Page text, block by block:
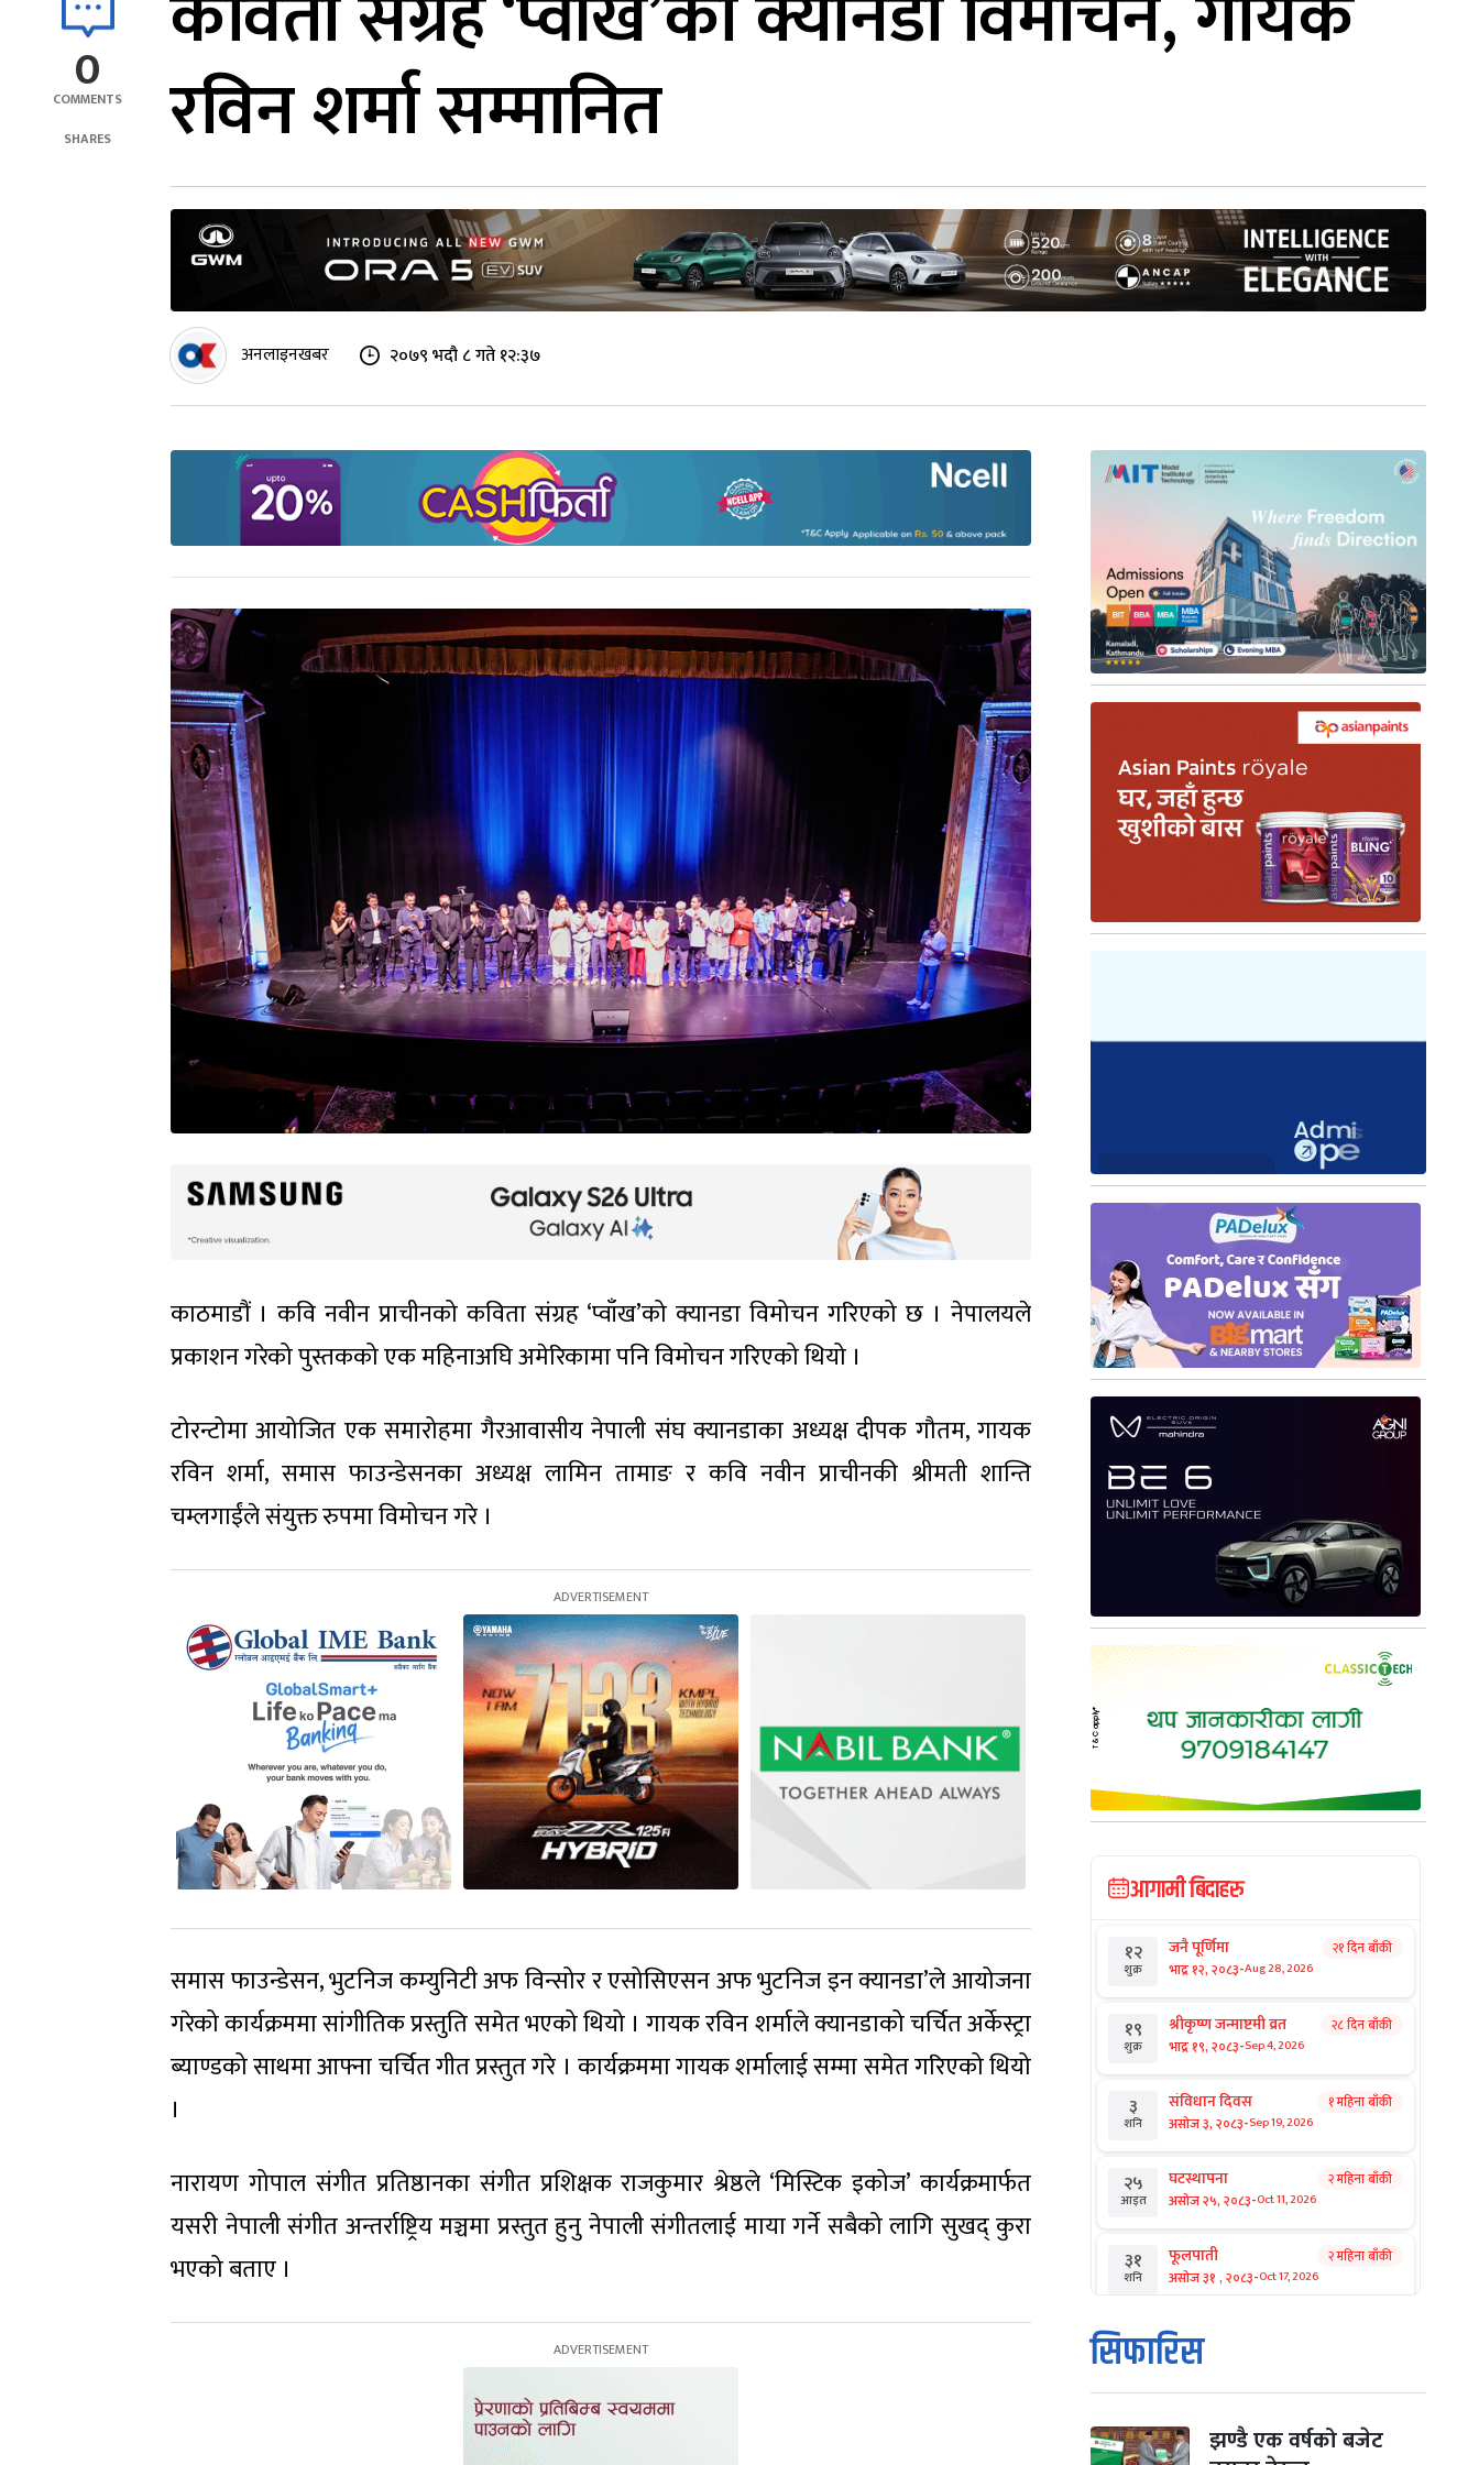
0
COMMENTS
SHARES
रविन शर्मा सम्मानित
अनलाइनखबर २०७९ भदौ ८ गते १२:३७
काठमाडौं । कवि नवीन प्राचीनको कविता संग्रह ‘प्वाँख’को क्यानडा विमोचन गरिएको छ । नेपालयले
प्रकाशन गरेको पुस्तकको एक महिनाअघि अमेरिकामा पनि विमोचन गरिएको थियो ।
टोरन्टोमा आयोजित एक समारोहमा गैरआवासीय नेपाली संघ क्यानडाका अध्यक्ष दीपक गौतम, गायक
रविन शर्मा, समास फाउन्डेसनका अध्यक्ष लामिन तामाङ र कवि नवीन प्राचीनकी श्रीमती शान्ति
चम्लगाईंले संयुक्त रुपमा विमोचन गरे ।
समास फाउन्डेसन, भुटनिज कम्युनिटी अफ विन्सोर र एसोसिएसन अफ भुटनिज इन क्यानडा’ले आयोजना
गरेको कार्यक्रममा सांगीतिक प्रस्तुति समेत भएको थियो । गायक रविन शर्माले क्यानडाको चर्चित अर्केस्ट्रा
ब्याण्डको साथमा आफ्ना चर्चित गीत प्रस्तुत गरे । कार्यक्रममा गायक शर्मालाई सम्मा समेत गरिएको थियो
।
नारायण गोपाल संगीत प्रतिष्ठानका संगीत प्रशिक्षक राजकुमार श्रेष्ठले ‘मिस्टिक इकोज’ कार्यक्रमार्फत
यसरी नेपाली संगीत अन्तर्राष्ट्रिय मञ्चमा प्रस्तुत हुनु नेपाली संगीतलाई माया गर्ने सबैको लागि सुखद् कुरा
भएको बताए ।
आगामी बिदाहरु
१२
शुक्र
जनै पूर्णिमा
भाद्र १२, २०८३-Aug 28, 2026
२१ दिन बाँकी
१९
शुक्र
श्रीकृष्ण जन्माष्टमी व्रत
भाद्र १९, २०८३-Sep 4, 2026
२८ दिन बाँकी
३
शनि
संविधान दिवस
असोज ३, २०८३-Sep 19, 2026
१ महिना बाँकी
२५
आइत
घटस्थापना
असोज २५, २०८३-Oct 11, 2026
२ महिना बाँकी
३१
शनि
फूलपाती
असोज ३१ , २०८३-Oct 17, 2026
२ महिना बाँकी
१
आइत
कार्तिक सङ्क्रान्ति
कार्तिक १, २०८३
मंगल कार्तिक ३, २०८३ -Oct 20, 2026
सिफारिस
झण्डै एक वर्षको बजेट